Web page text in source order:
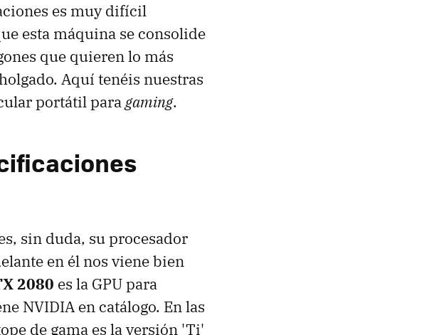
es muy difícil
esta máquina se consolide
que quieren lo más
Aquí tenéis nuestras
portátil paragaming.
sin duda, su procesador
en él nos viene bien
2080 es la GPU para
NVIDIA en catálogo. En las
de gama es la versión 'Ti'